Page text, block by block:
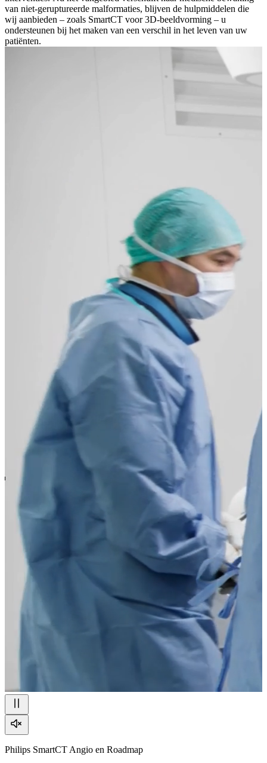
van niet-geruptureerde malformaties, blijven de hulpmiddelen die
wij aanbieden – zoals SmartCT voor 3D-beeldvorming – u
ondersteunen bij het maken van een verschil in het leven van uw
patiënten.
Philips SmartCT Angio en Roadmap